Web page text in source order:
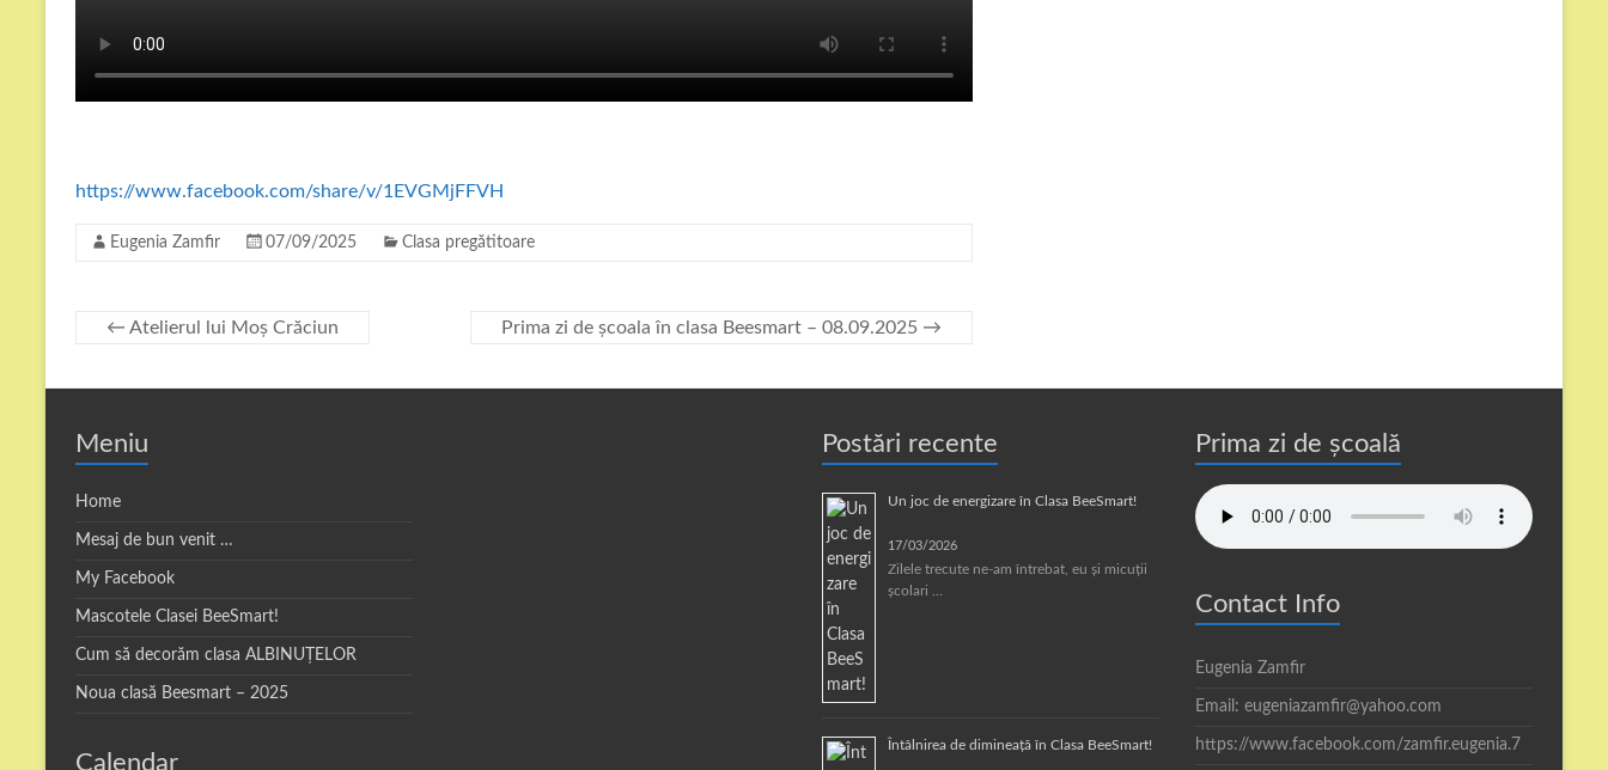
https://www.facebook.com/share/v/1EVGMjFFVH
Eugenia Zamfir 07/09/2025 Clasa pregătitoare
← Atelierul lui Moș Crăciun Prima zi de școala în clasa Beesmart – 08.09.2025 →
Meniu
Home
Mesaj de bun venit …
My Facebook
Mascotele Clasei BeeSmart!
Cum să decorăm clasa ALBINUȚELOR
Noua clasă Beesmart – 2025
Calendar
Postări recente
Un joc de energizare în Clasa BeeSmart!
17/03/2026
Zilele trecute ne-am întrebat, eu și micuții
școlari …
Întâlnirea de dimineață în Clasa BeeSmart!
Prima zi de școală
Contact Info
Eugenia Zamfir
Email: eugeniazamfir@yahoo.com
https://www.facebook.com/zamfir.eugenia.7